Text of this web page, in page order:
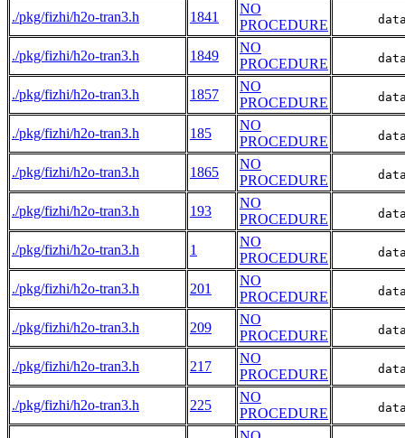
./pkg/fizhi/h2o-tran3.h 1841
NO
PROCEDURE
./pkg/fizhi/h2o-tran3.h 1849
NO
PROCEDURE
./pkg/fizhi/h2o-tran3.h 1857
NO
PROCEDURE
./pkg/fizhi/h2o-tran3.h 185
NO
PROCEDURE
./pkg/fizhi/h2o-tran3.h 1865
NO
PROCEDURE
./pkg/fizhi/h2o-tran3.h 193
NO
PROCEDURE
./pkg/fizhi/h2o-tran3.h 1
NO
PROCEDURE
./pkg/fizhi/h2o-tran3.h 201
NO
PROCEDURE
./pkg/fizhi/h2o-tran3.h 209
NO
PROCEDURE
./pkg/fizhi/h2o-tran3.h 217
NO
PROCEDURE
./pkg/fizhi/h2o-tran3.h 225
NO
PROCEDURE